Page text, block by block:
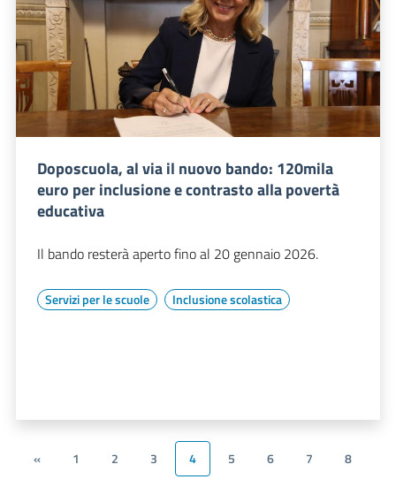
Doposcuola, al via il nuovo bando: 120mila
euro per inclusione e contrasto alla povertà
educativa
Il bando resterà aperto fino al 20 gennaio 2026.
Servizi per le scuole Inclusione scolastica
« 1 2 3 4 5 6 7
8